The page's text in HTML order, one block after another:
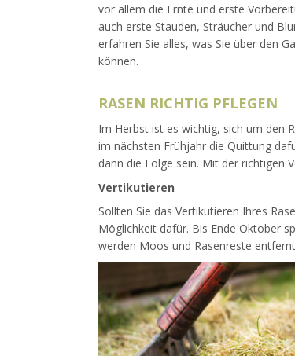
vor allem die Ernte und erste
auch erste Stauden, Sträucher und
erfahren Sie alles, was Sie über den
können.
RASEN RICHTIG PFLEGEN
Im Herbst ist es wichtig, sich um den
im nächsten Frühjahr die Quittung
dann die Folge sein. Mit der richtigen
Vertikutieren
Sollten Sie das Vertikutieren Ihres
Möglichkeit dafür. Bis Ende Oktober
werden Moos und Rasenreste